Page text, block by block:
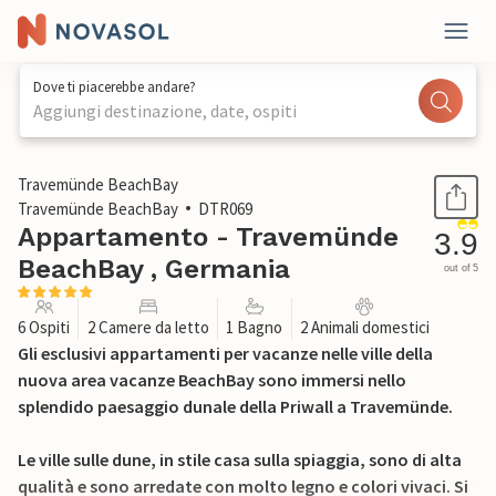
Dove ti piacerebbe andare?
Aggiungi destinazione, date, ospiti
1 / 27
Travemünde BeachBay
Travemünde BeachBay
DTR069
Appartamento - Travemünde
BeachBay , Germania
3.9
out of 5
6 Ospiti 2 Camere da letto 1 Bagno 2 Animali domestici
Gli esclusivi appartamenti per vacanze nelle ville della
nuova area vacanze BeachBay sono immersi nello
splendido paesaggio dunale della Priwall a Travemünde.
Le ville sulle dune, in stile casa sulla spiaggia, sono di alta
qualità e sono arredate con molto legno e colori vivaci. Si